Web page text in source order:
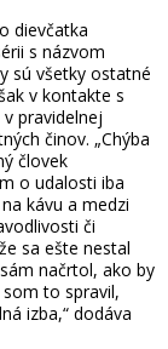
dievčatka
s názvom
sú všetky ostatné
v kontakte s
pravidelnej
činov. „Chýba
človek
o udalosti iba
kávu a medzi
či
sa ešte nestal
načrtol, ako by
to spravil,
izba,“ dodáva